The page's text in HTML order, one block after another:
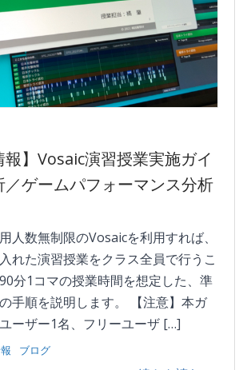
報】Vosaic演習授業実施ガイ
／ゲームパフォーマンス分析
人数無制限のVosaicを利用すれば、
れた演習授業をクラス全員で行うこ
分1コマの授業時間を想定した、準
手順を説明します。 【注意】本ガ
ーザー1名、フリーユーザ […]
ブログ